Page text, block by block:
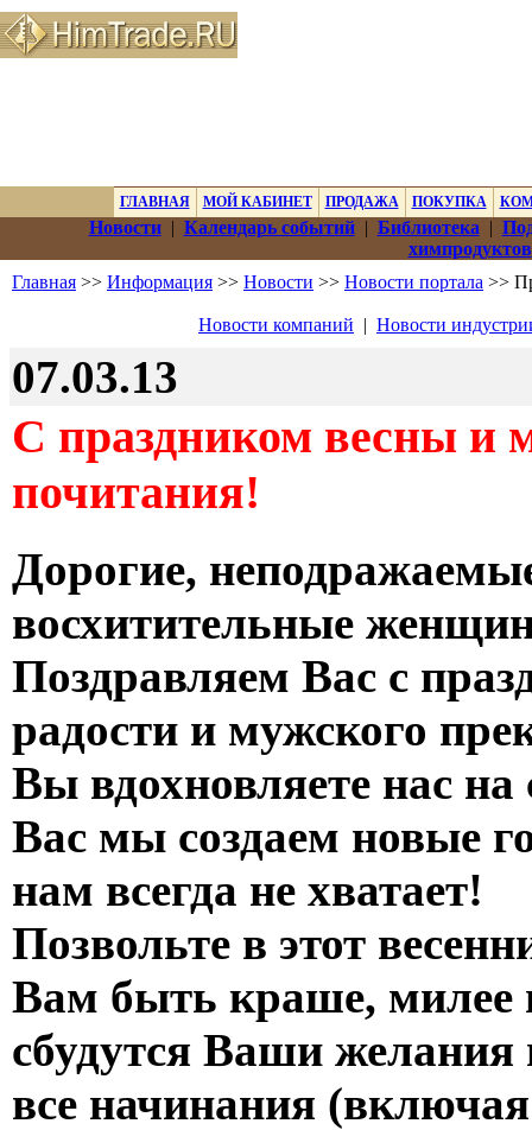
ГЛАВНАЯ МОЙ КАБИНЕТ ПРОДАЖА ПОКУПКА
Новости| Календарь событий| Библиотека |
химпродуктов
Главная >> Информация >> Новости >> Новости портала >>
Новости компаний | Новости
07.03.13
С праздником весны и
почитания!
Дорогие,
восхитительные
Поздравляем Вас с
радости и мужского
Вы вдохновляете нас
Вас мы создаем новые
нам всегда не хватает!
Позвольте в этот
Вам быть краше, милее
сбудутся Ваши желания
все начинания